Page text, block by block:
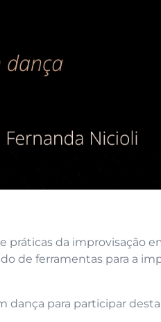
práticas da improvisação
de ferramentas para a
dança para participar desta